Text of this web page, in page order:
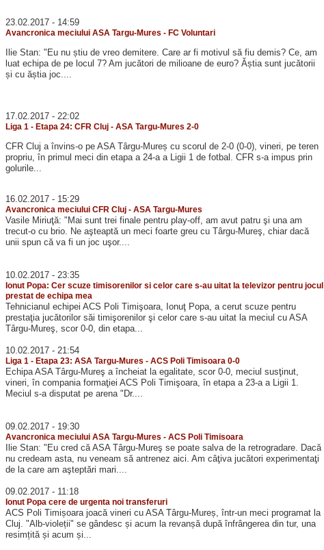
23.02.2017 - 14:59
Avancronica meciului ASA Targu-Mures - FC Voluntari
Ilie Stan: "Eu nu știu de vreo demitere. Care ar fi motivul să fiu demis? Ce, am
luat echipa de pe locul 7? Am jucători de milioane de euro? Ăștia sunt jucătorii
și cu ăștia joc....
17.02.2017 - 22:02
Liga 1 - Etapa 24: CFR Cluj - ASA Targu-Mures 2-0
CFR Cluj a învins-o pe ASA Târgu-Mureș cu scorul de 2-0 (0-0), vineri, pe teren
propriu, în primul meci din etapa a 24-a a Ligii 1 de fotbal. CFR s-a impus prin
golurile...
16.02.2017 - 15:29
Avancronica meciului CFR Cluj - ASA Targu-Mures
Vasile Miriuţă: "Mai sunt trei finale pentru play-off, am avut patru şi una am
trecut-o cu brio. Ne aşteaptă un meci foarte greu cu Târgu-Mureş, chiar dacă
unii spun că va fi un joc uşor....
10.02.2017 - 23:35
Ionut Popa: Cer scuze timisorenilor si celor care s-au uitat la televizor pentru jocul
prestat de echipa mea
Tehnicianul echipei ACS Poli Timişoara, Ionuţ Popa, a cerut scuze pentru
prestaţia jucătorilor săi timişorenilor şi celor care s-au uitat la meciul cu ASA
Târgu-Mureş, scor 0-0, din etapa...
10.02.2017 - 21:54
Liga 1 - Etapa 23: ASA Targu-Mures - ACS Poli Timisoara 0-0
Echipa ASA Târgu-Mureş a încheiat la egalitate, scor 0-0, meciul susţinut,
vineri, în compania formaţiei ACS Poli Timişoara, în etapa a 23-a a Ligii 1.
Meciul s-a disputat pe arena "Dr....
09.02.2017 - 19:30
Avancronica meciului ASA Targu-Mures - ACS Poli Timisoara
Ilie Stan: "Eu cred că ASA Târgu-Mureş se poate salva de la retrogradare. Dacă
nu credeam asta, nu veneam să antrenez aici. Am câţiva jucători experimentaţi
de la care am aşteptări mari....
09.02.2017 - 11:18
Ionut Popa cere de urgenta noi transferuri
ACS Poli Timișoara joacă vineri cu ASA Târgu-Mureș, într-un meci programat la
Cluj. "Alb-violeții" se gândesc și acum la revanșă după înfrângerea din tur, una
resimțită și acum și...